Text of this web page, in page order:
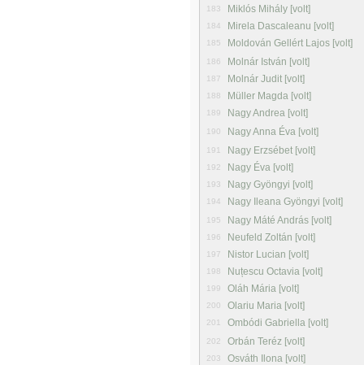
183 Miklós Mihály [volt]
184 Mirela Dascaleanu [volt]
185 Moldován Gellért Lajos [volt]
186 Molnár István [volt]
187 Molnár Judit [volt]
188 Müller Magda [volt]
189 Nagy Andrea [volt]
190 Nagy Anna Éva [volt]
191 Nagy Erzsébet [volt]
192 Nagy Éva [volt]
193 Nagy Gyöngyi [volt]
194 Nagy Ileana Gyöngyi [volt]
195 Nagy Máté András [volt]
196 Neufeld Zoltán [volt]
197 Nistor Lucian [volt]
198 Nuțescu Octavia [volt]
199 Oláh Mária [volt]
200 Olariu Maria [volt]
201 Ombódi Gabriella [volt]
202 Orbán Teréz [volt]
203 Osváth Ilona [volt]